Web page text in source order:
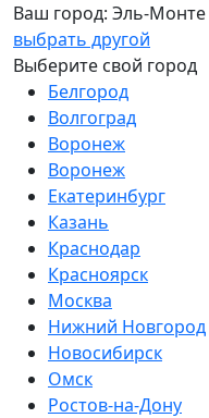
Ваш город: Эль-Монте
выбрать другой
Выберите свой город
Белгород
Волгоград
Воронеж
Воронеж
Екатеринбург
Казань
Краснодар
Красноярск
Москва
Нижний Новгород
Новосибирск
Омск
Ростов-на-Дону